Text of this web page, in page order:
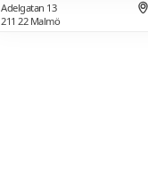
Adelgatan 13
211 22 Malmö